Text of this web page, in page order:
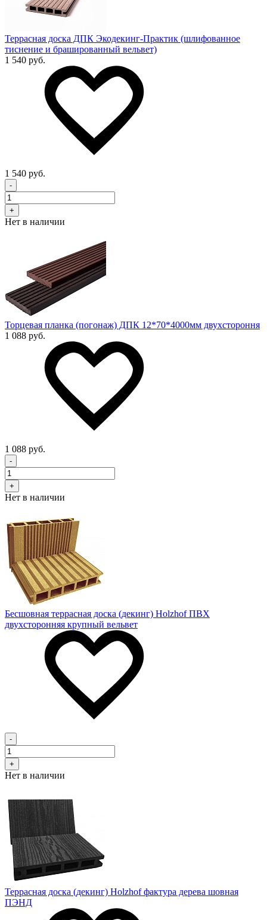
Террасная доска ДПК Экодекинг-Практик (шлифованное
тиснение и брашированный вельвет)
1 540 руб.
1 540 руб.
-
+
Нет в наличии
Торцевая планка (погонаж) ДПК 12*70*4000мм двухстороння
1 088 руб.
1 088 руб.
-
+
Нет в наличии
Бесшовная террасная доска (декинг) Holzhof ПВХ
двухсторонняя крупный вельвет
-
+
Нет в наличии
Террасная доска (декинг) Holzhof фактура дерева шовная
ПЭНД